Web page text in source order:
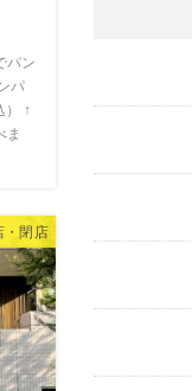
パン
パ
） ↑
ま
・閉店